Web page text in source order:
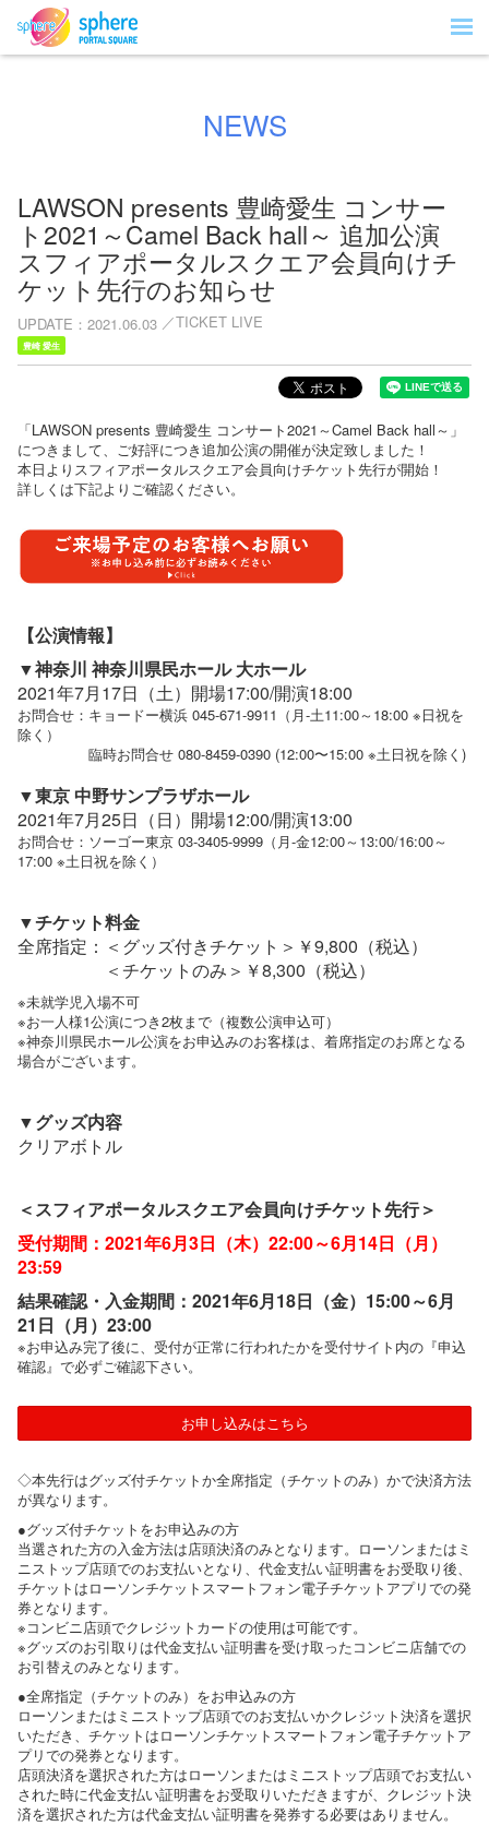
NEWS
LAWSON presents 豊崎愛生 コンサー
ト2021～Camel Back hall～ 追加公演
スフィアポータルスクエア会員向けチ
ケット先行のお知らせ
UPDATE 2021.06.03 TICKET LIVE
豊崎 愛生
「LAWSON presents 豊崎愛生 コンサート2021～Camel Back hall～」
につきまして、ご好評につき追加公演の開催が決定致しました！
本日よりスフィアポータルスクエア会員向けチケット先行が開始！
詳しくは下記よりご確認ください。
【公演情報】
▼神奈川 神奈川県民ホール 大ホール
2021年7月17日（土）開場17:00/開演18:00
お問合せ：キョードー横浜 045-671-9911（月-土11:00～18:00 ※日祝を
除く）
臨時お問合せ 080-8459-0390 (12:00〜15:00 ※土日祝を除く)
▼東京 中野サンプラザホール
2021年7月25日（日）開場12:00/開演13:00
お問合せ：ソーゴー東京 03-3405-9999（月-金12:00～13:00/16:00～
17:00 ※土日祝を除く）
▼チケット料金
全席指定：＜グッズ付きチケット＞￥9,800（税込）
＜チケットのみ＞￥8,300（税込）
※未就学児入場不可
※お一人様1公演につき2枚まで（複数公演申込可）
※神奈川県民ホール公演をお申込みのお客様は、着席指定のお席となる
場合がございます。
▼グッズ内容
クリアボトル
＜スフィアポータルスクエア会員向けチケット先行＞
受付期間：2021年6月3日（木）22:00～6月14日（月）
23:59
結果確認・入金期間：2021年6月18日（金）15:00～6月
21日（月）23:00
※お申込み完了後に、受付が正常に行われたかを受付サイト内の『申込
確認』で必ずご確認下さい。
お申し込みはこちら
◇本先行はグッズ付チケットか全席指定（チケットのみ）かで決済方法
が異なります。
●グッズ付チケットをお申込みの方
当選された方の入金方法は店頭決済のみとなります。ローソンまたはミ
ニストップ店頭でのお支払いとなり、代金支払い証明書をお受取り後、
チケットはローソンチケットスマートフォン電子チケットアプリでの発
券となります。
※コンビニ店頭でクレジットカードの使用は可能です。
※グッズのお引取りは代金支払い証明書を受け取ったコンビニ店舗での
お引替えのみとなります。
●全席指定（チケットのみ）をお申込みの方
ローソンまたはミニストップ店頭でのお支払いかクレジット決済を選択
いただき、チケットはローソンチケットスマートフォン電子チケットア
プリでの発券となります。
店頭決済を選択された方はローソンまたはミニストップ店頭でお支払い
された時に代金支払い証明書をお受取りいただきますが、クレジット決
済を選択された方は代金支払い証明書を発券する必要はありません。